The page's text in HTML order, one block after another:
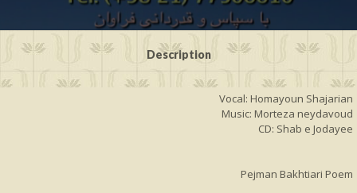
seconds
minutes,
Description
Vocal: Homayoun Shajarian
Music: Morteza neydavoud
CD: Shab e Jodayee
Pejman Bakhtiari Poem